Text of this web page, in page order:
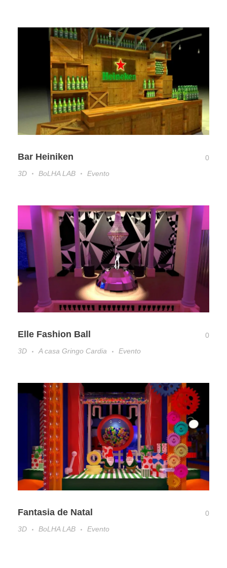
Bar Heiniken
0
3D
BoLHA LAB Evento
Elle Fashion Ball
0
3D
A casa Gringo Cardia Evento
Fantasia de Natal
0
3D
BoLHA LAB Evento